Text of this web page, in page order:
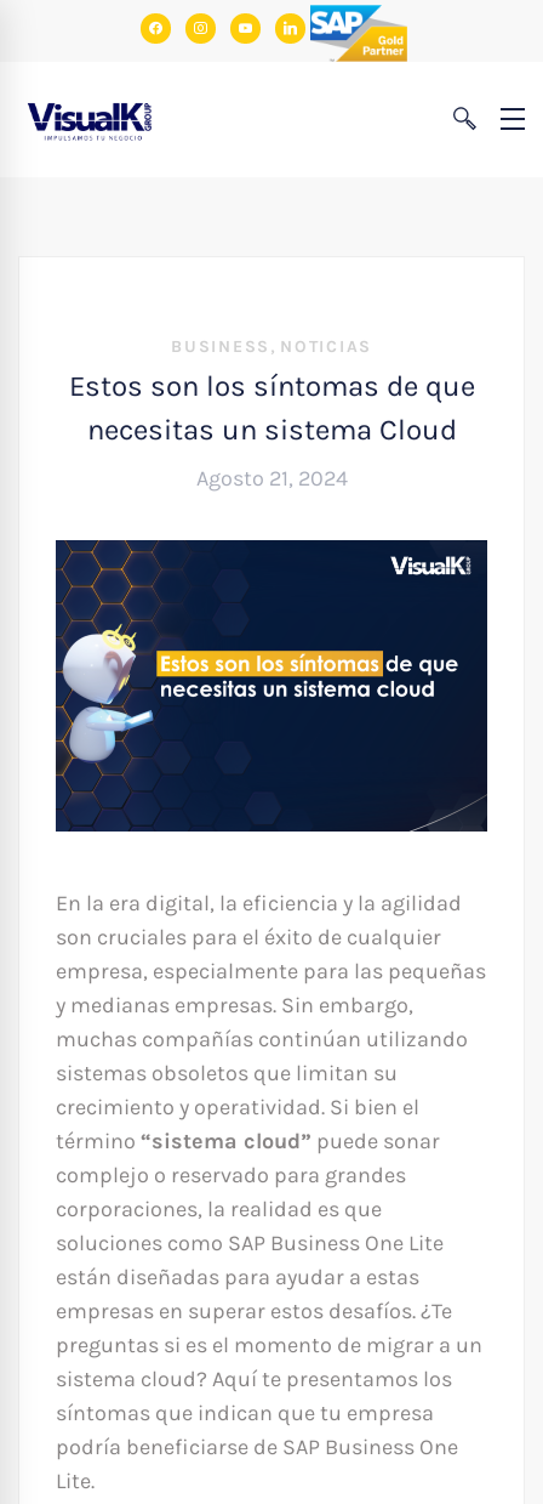
facebookinstagram
youtubelinkedin
BUSINESS , NOTICIAS
Estos son los síntomas de que
necesitas un sistema Cloud
Agosto 21, 2024
En la era digital, la eficiencia y la agilidad
son cruciales para el éxito de cualquier
empresa, especialmente para las pequeñas
y medianas empresas. Sin embargo,
muchas compañías continúan utilizando
sistemas obsoletos que limitan su
crecimiento y operatividad. Si bien el
término “sistema cloud” puede sonar
complejo o reservado para grandes
corporaciones, la realidad es que
soluciones como SAP Business One Lite
están diseñadas para ayudar a estas
empresas en superar estos desafíos. ¿Te
preguntas si es el momento de migrar a un
sistema cloud? Aquí te presentamos los
síntomas que indican que tu empresa
podría beneficiarse de SAP Business One
Lite.